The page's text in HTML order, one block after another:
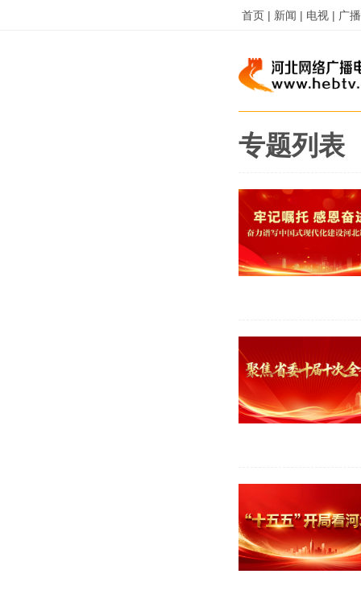
首页 | 新闻 | 电视 | 广
专题列表